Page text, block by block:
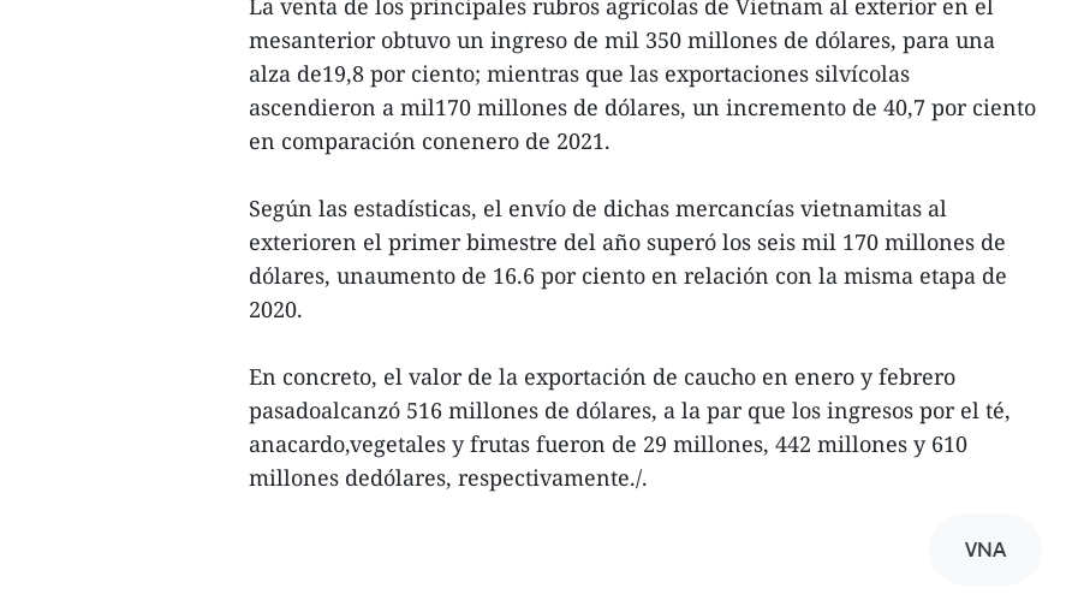
La venta de los principales rubros agrícolas de Vietnam al exterior en el
mesanterior obtuvo un ingreso de mil 350 millones de dólares, para una
alza de19,8 por ciento; mientras que las exportaciones silvícolas
ascendieron a mil170 millones de dólares, un incremento de 40,7 por ciento
en comparación conenero de 2021.
Según las estadísticas, el envío de dichas mercancías vietnamitas al
exterioren el primer bimestre del año superó los seis mil 170 millones de
dólares, unaumento de 16.6 por ciento en relación con la misma etapa de
2020.
En concreto, el valor de la exportación de caucho en enero y febrero
pasadoalcanzó 516 millones de dólares, a la par que los ingresos por el té,
anacardo,vegetales y frutas fueron de 29 millones, 442 millones y 610
millones dedólares, respectivamente./.
VNA